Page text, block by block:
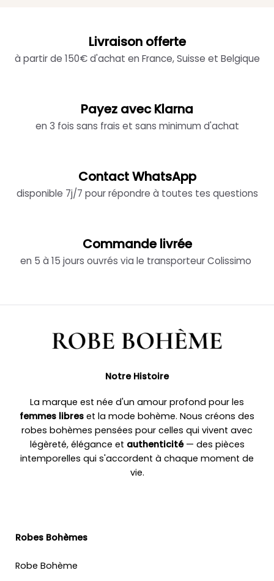
Livraison offerte
à partir de 150€ d'achat en France, Suisse et Belgique
Payez avec Klarna
en 3 fois sans frais et sans minimum d'achat
Contact WhatsApp
disponible 7j/7 pour répondre à toutes tes questions
Commande livrée
en 5 à 15 jours ouvrés via le transporteur Colissimo
Notre Histoire
La marque est née d'un amour profond pour les
femmes libres et la mode bohème. Nous créons des
robes bohèmes pensées pour celles qui vivent avec
légèreté, élégance et authenticité— des pièces
intemporelles qui s'accordent à chaque moment de
vie.
Robes Bohèmes
Robe Bohème